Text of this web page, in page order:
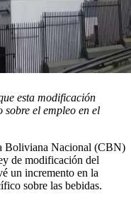
esta modificación
sobre el empleo en el
Boliviana Nacional (CBN)
de modificación del
un incremento en la
sobre las bebidas.